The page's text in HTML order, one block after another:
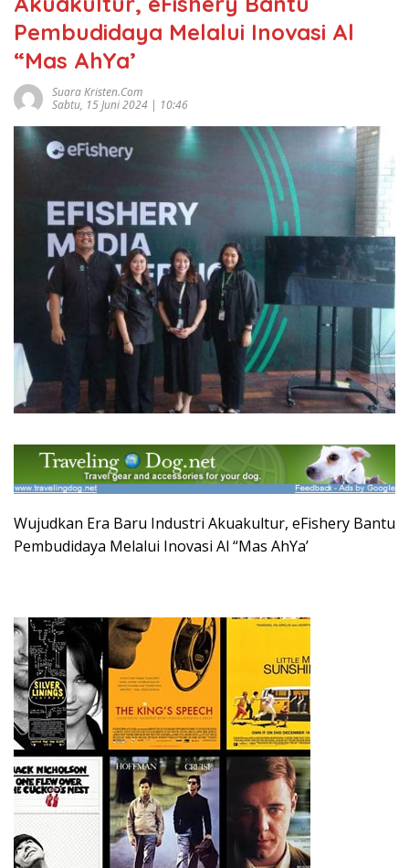
Pembudidaya Melalui Inovasi Al
“Mas AhYa’
Suara Kristen.com
Sabtu, 15 Juni 2024 | 10:46
Wujudkan Era Baru Industri Akuakultur, eFishery Bantu
Pembudidaya Melalui Inovasi Al “Mas AhYa’